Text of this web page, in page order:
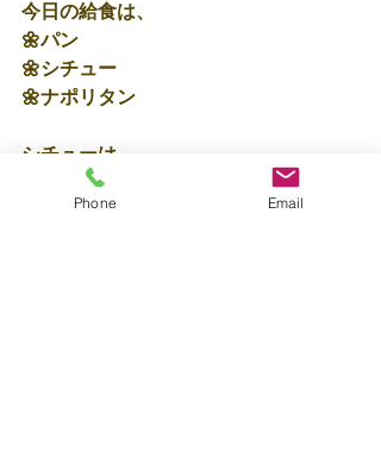
今日の給食は、
🌼パン
🌼シチュー
🌼ナポリタン
シチューは
おかわりまでペロリでしたよ😋🍴✨
Phone Email